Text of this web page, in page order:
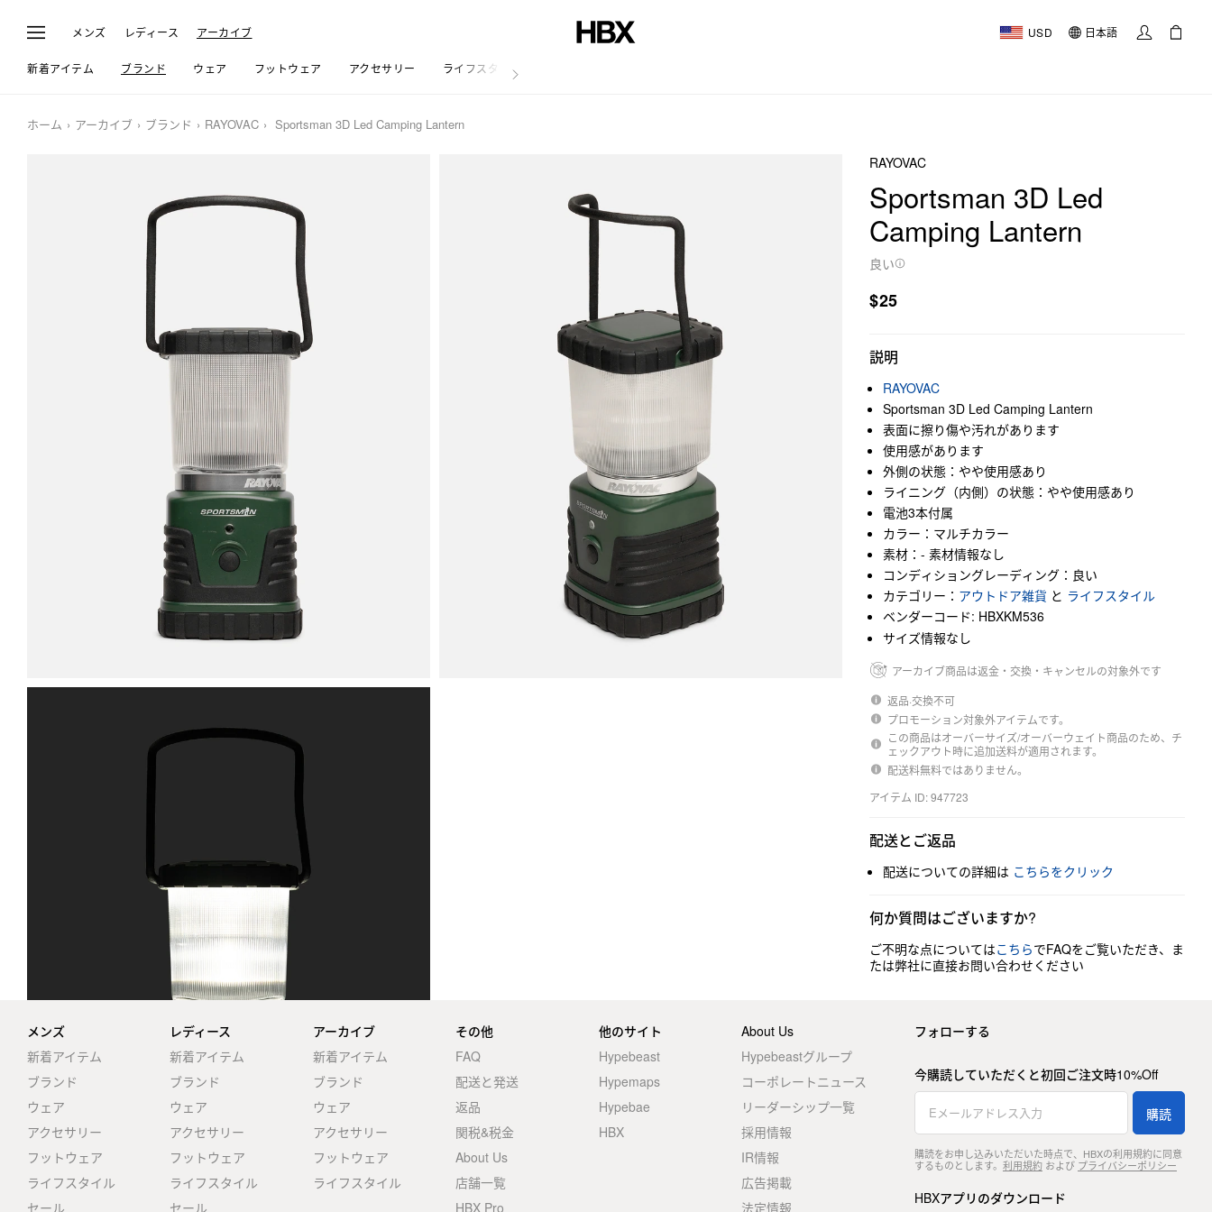
メンズ レディース アーカイブ USD 日本語
新着アイテム ブランド ウェア フットウェア アクセサリー ライフスタイル
ホーム アーカイブ ブランド RAYOVAC Sportsman 3D Led Camping Lantern
RAYOVAC
Sportsman 3D Led
Camping Lantern
良い
$25
説明
RAYOVAC
Sportsman 3D Led Camping Lantern
表面に擦り傷や汚れがあります
使用感があります
外側の状態：やや使用感あり
ライニング（内側）の状態：やや使用感あり
電池3本付属
カラー：マルチカラー
素材：- 素材情報なし
コンディショングレーディング：良い
カテゴリー： アウトドア雑貨 と ライフスタイル
ベンダーコード: HBXKM536
サイズ情報なし
アーカイブ商品は返金・交換・キャンセルの対象外です
返品·交換不可
プロモーション対象外アイテムです。
この商品はオーバーサイズ/オーバーウェイト商品のため、チ
ェックアウト時に追加送料が適用されます。
配送料無料ではありません。
アイテム ID: 947723
配送とご返品
配送についての詳細は こちらをクリック
何か質問はございますか?
ご不明な点についてはこちらでFAQをご覧いただき、ま
たは弊社に直接お問い合わせください
メンズ
新着アイテム
ブランド
ウェア
アクセサリー
フットウェア
ライフスタイル
セール
レディース
新着アイテム
ブランド
ウェア
アクセサリー
フットウェア
ライフスタイル
セール
アーカイブ
新着アイテム
ブランド
ウェア
アクセサリー
フットウェア
ライフスタイル
その他
FAQ
配送と発送
返品
関税&税金
About Us
店舗一覧
HBX Pro
他のサイト
Hypebeast
Hypemaps
Hypebae
HBX
About Us
Hypebeastグループ
コーポレートニュース
リーダーシップ一覧
採用情報
IR情報
広告掲載
法定情報
フォローする
今購読していただくと初回ご注文時10%Off
購読
購読をお申し込みいただいた時点で、HBXの利用規約に同意
するものとします。 利用規約および プライバシーポリシー
HBXアプリのダウンロード